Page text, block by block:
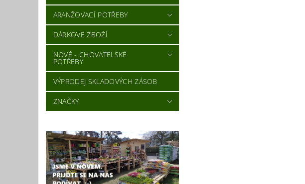
ARANŽOVACÍ POTŘEBY
DÁRKOVÉ ZBOŽÍ
NOVĚ - CHOVATELSKÉ
POTŘEBY
VÝPRODEJ SKLADOVÝCH ZÁSOB
ZNAČKY